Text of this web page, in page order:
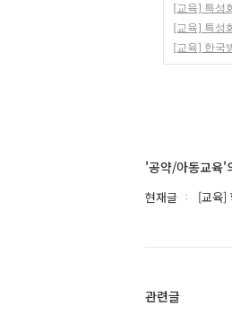
[교육] 특성
[교육] 특성
[교육] 한국
'공약/아동교육'
현재글 [교육]
관련글